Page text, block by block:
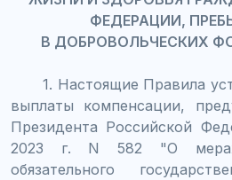
ФЕДЕРАЦИИ,
В ДОБРОВОЛЬЧЕСКИХ
1. Настоящие Правила
выплаты компенсации,
Президента Российской
2023 г. N 582 "О
обязательного